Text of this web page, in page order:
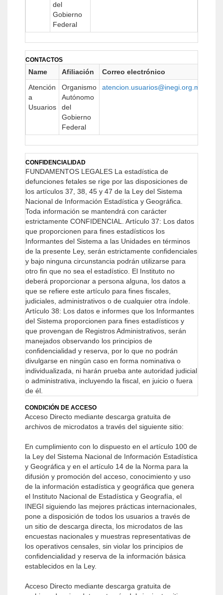
del
Gobierno
Federal
CONTACTOS
Name Afiliación Correo electrónico
Atención
a
Usuarios
Organismo
Autónomo
del
Gobierno
Federal
atencion.usuarios@inegi.org.mx
CONFIDENCIALIDAD
FUNDAMENTOS LEGALES La estadística de
defunciones fetales se rige por las disposiciones de
los artículos 37, 38, 45 y 47 de la Ley del Sistema
Nacional de Información Estadística y Geográfica.
Toda información se mantendrá con carácter
estrictamente CONFIDENCIAL.
Artículo 37: Los datos
que proporcionen para fines estadísticos los
Informantes del Sistema a las Unidades en términos
de la presente Ley, serán estrictamente confidenciales
y bajo ninguna circunstancia podrán utilizarse para
otro fin que no sea el estadístico. El Instituto no
deberá proporcionar a persona alguna, los datos a
que se refiere este artículo para fines fiscales,
judiciales, administrativos o de cualquier otra índole.
Artículo 38: Los datos e informes que los Informantes
del Sistema proporcionen para fines estadísticos y
que provengan de Registros Administrativos, serán
manejados observando los principios de
confidencialidad y reserva, por lo que no podrán
divulgarse en ningún caso en forma nominativa o
individualizada, ni harán prueba ante autoridad judicial
o administrativa, incluyendo la fiscal, en juicio o fuera
de él.
CONDICIÓN DE ACCESO
Acceso Directo mediante descarga gratuita de
archivos de microdatos a través del siguiente sitio:
En cumplimiento con lo dispuesto en el artículo 100 de
la Ley del Sistema Nacional de Información Estadística
y Geográfica y en el artículo 14 de la Norma para la
difusión y promoción del acceso, conocimiento y uso
de la información estadística y geográfica que genera
el Instituto Nacional de Estadística y Geografía, el
INEGI siguiendo las mejores prácticas internacionales,
pone a disposición de todos los usuarios a través de
un sitio de descarga directa, los microdatos de las
encuestas nacionales y muestras representativas de
los operativos censales, sin violar los principios de
confidencialidad y reserva de la información básica
establecidos en la Ley.
Acceso Directo mediante descarga gratuita de